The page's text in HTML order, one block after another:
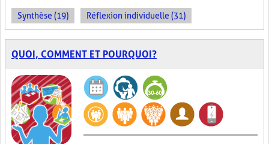
Synthèse (19) Réflexion individuelle (31)
QUOI, COMMENT ET POURQUOI?